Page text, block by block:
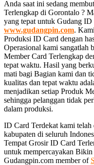
Anda saat ini sedang
Terlengkap di Gorontalo ?
yang tepat untuk Gudang
www.gudangpin.com.
Produksi ID Card dengan
Operasional kami sangatlah
Member Card Terlengkap
tepat waktu. Hasil yang
mati bagi Bagian kami dan
kualitas dan tepat waktu
menjadikan setiap Produk
sehingga pelanggan tidak
dalam produksi.
ID Card Terdekat kami
kabupaten di seluruh
Tempat Grosir ID Card
untuk mempercayakan
Gudangpin.com member of